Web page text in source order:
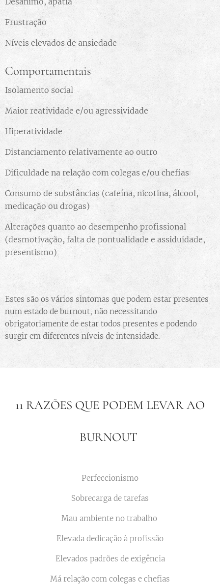
Frustração
Níveis elevados de ansiedade
Comportamentais
Isolamento social
Maior reatividade e/ou agressividade
Hiperatividade
Distanciamento relativamente ao outro
Dificuldade na relação com colegas e/ou chefias
Consumo de substâncias (cafeína, nicotina, álcool,
medicação ou drogas)
Alterações quanto ao desempenho profissional
(desmotivação, falta de pontualidade e assiduidade,
presentismo)
Estes são os vários sintomas que podem estar presentes
num estado de burnout, não necessitando
obrigatoriamente de estar todos presentes e podendo
surgir em diferentes níveis de intensidade.
11 RAZÕES QUE PODEM LEVAR AO
BURNOUT
Perfeccionismo
Sobrecarga de tarefas
Mau ambiente no trabalho
Elevada dedicação à profissão
Elevados padrões de exigência
Má relação com colegas e chefias